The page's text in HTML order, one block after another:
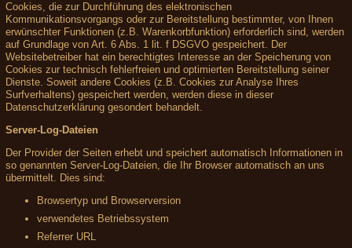
Cookies, die zur Durchführung des elektronischen
Kommunikationsvorgangs oder zur Bereitstellung bestimmter, von Ihnen
erwünschter Funktionen (z.B. Warenkorbfunktion) erforderlich sind, werden
auf Grundlage von Art. 6 Abs. 1 lit. f DSGVO gespeichert. Der
Websitebetreiber hat ein berechtigtes Interesse an der Speicherung von
Cookies zur technisch fehlerfreien und optimierten Bereitstellung seiner
Dienste. Soweit andere Cookies (z.B. Cookies zur Analyse Ihres
Surfverhaltens) gespeichert werden, werden diese in dieser
Datenschutzerklärung gesondert behandelt.
Server-Log-Dateien
Der Provider der Seiten erhebt und speichert automatisch Informationen in
so genannten Server-Log-Dateien, die Ihr Browser automatisch an uns
übermittelt. Dies sind:
Browsertyp und Browserversion
verwendetes Betriebssystem
Referrer URL